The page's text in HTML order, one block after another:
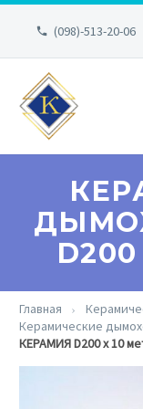
(098)-513-20-06
Главная
Керамические
КЕРАМИЯ D200 х 10